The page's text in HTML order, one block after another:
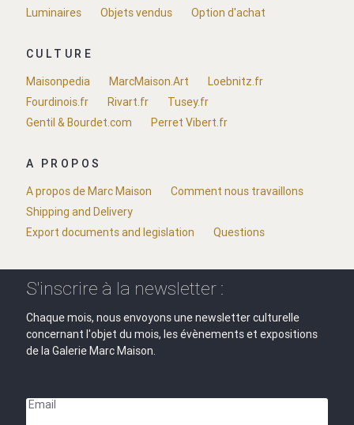
Luminaires
Objets vendus Option d'achat
CULTURE
Maisonpedia
MarcMaison.Art
Loebnitz.fr
Fourdinois.fr
Rivart.fr
Tusey.fr
Gentil & Bourdet.com
Perret Vibert.fr
A PROPOS
A propos de Marc Maison
Comment nous travaillons
Shipping and Delivery
Export documents and legislation
Questions
S'inscrire à la newsletter :
Chaque mois, nous envoyons une newsletter culturelle
concernant l'objet du mois, les évènements et expositions
de la Galerie Marc Maison.
Email